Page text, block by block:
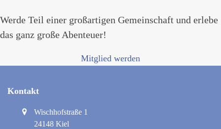
Werde Teil einer großartigen Gemeinschaft und erlebe
das ganz große Abenteuer!
Mitglied werden
Kontakt
Wischhofstraße 1
24148 Kiel